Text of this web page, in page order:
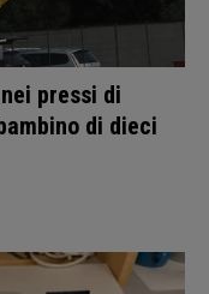
pressi di
di dieci